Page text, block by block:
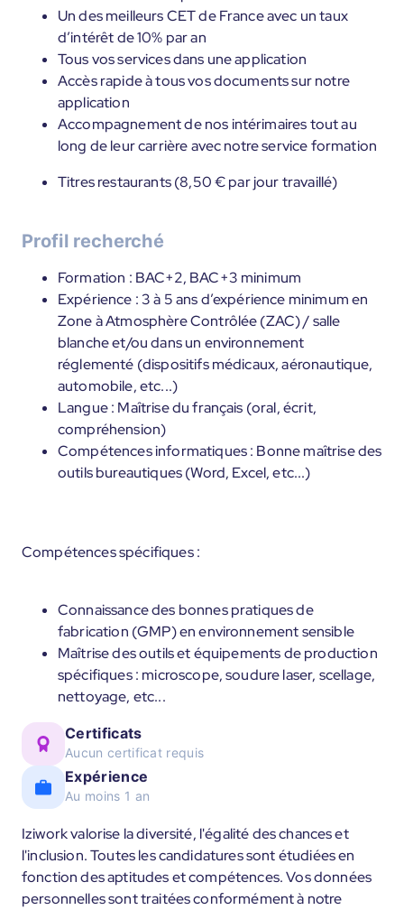
Un des meilleurs CET de France avec un taux
d’intérêt de 10% par an
Tous vos services dans une application
Accès rapide à tous vos documents sur notre
application
Accompagnement de nos intérimaires tout au
long de leur carrière avec notre service formation
Titres restaurants (8,50 € par jour travaillé)
Profil recherché
Formation : BAC+2, BAC+3 minimum
Expérience : 3 à 5 ans d’expérience minimum en
Zone à Atmosphère Contrôlée (ZAC) / salle
blanche et/ou dans un environnement
réglementé (dispositifs médicaux, aéronautique,
automobile, etc...)
Langue : Maîtrise du français (oral, écrit,
compréhension)
Compétences informatiques : Bonne maîtrise des
outils bureautiques (Word, Excel, etc...)
Compétences spécifiques :
Connaissance des bonnes pratiques de
fabrication (GMP) en environnement sensible
Maîtrise des outils et équipements de production
spécifiques : microscope, soudure laser, scellage,
nettoyage, etc...
Certificats
Aucun certificat requis
Expérience
Au moins 1 an
Iziwork valorise la diversité, l'égalité des chances et
l'inclusion. Toutes les candidatures sont étudiées en
fonction des aptitudes et compétences. Vos données
personnelles sont traitées conformément à notre